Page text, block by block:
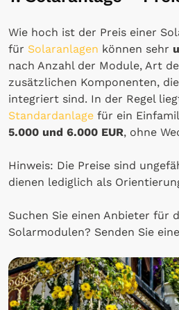
Wie hoch ist der Preis einer
für Solaranlagen können sehr
nach Anzahl der Module, Art
zusätzlichen Komponenten,
integriert sind. In der Regel
Standardanlage für ein
5.000 und 6.000 EUR, ohne
Hinweis: Die Preise sind
dienen lediglich als
Suchen Sie einen Anbieter für
Solarmodulen? Senden Sie eine